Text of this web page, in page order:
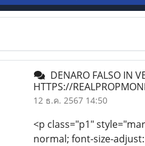
DENARO FALSO IN
HTTPS://
12 ธ.ค. 2567 14:50
<p class="p1"
normal; font-size-